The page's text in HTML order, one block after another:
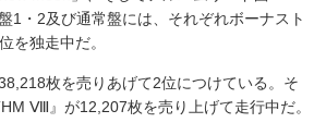
1・2及び通常盤には、それぞれボーナスト
を独走中だ。
枚を売りあげて2位につけている。そ
Ⅷ』が12,207枚を売り上げて走行中だ。